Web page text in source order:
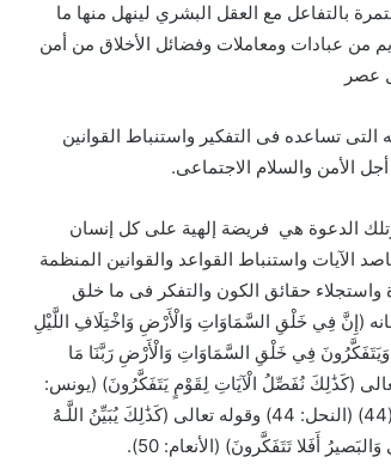
بالتفاعل مع العقل البشري لينهل منها ما
من عبادات ومعاملات وفضائل الأخلاق من أمن
عصر
تساعده فى التفكير واستنباط القوانين
الأمن والسلام الاجتماعى.
الدعوة هي فريضة إلهية على كل إنسان
الآيات واستنباط القواعد والقوانين المنظمة
واستجلاء حقائق الكون والتفكر فى ما خلق
(إِنَّ فِي خَلْقِ السَّمَاوَاتِ وَالْأَرْضِ وَاخْتِلَافِ اللَّيْلِ
وَعَلَىٰ جُنُوبِهِمْ وَيَتَفَكَّرُونَ فِي خَلْقِ السَّمَاوَاتِ وَالْأَرْضِ رَبَّنَا مَا
فَقِنَا عَذَابَ النَّارِ (191) (آل عمران: 190-191) وقوله تعالى (كَذَٰلِكَ نُفَصِّلُ الْآيَاتِ لِقَوْمٍ يَتَفَكَّرُونَ) (يونس:
24) وقال تعالى (وَأَنزَلْنَا إِلَيْكَ الذِّكْرَ لِتُبَيِّنَ لِلنَّاسِ مَا نُزِّلَ إِلَيْهِمْ وَلَعَلَّهُمْ يَتَفَكَّرُونَ (44) (النحل: 44) وقوله تعالى (كَذَٰلِكَ يُبَيِّنُ اللَّـهُ